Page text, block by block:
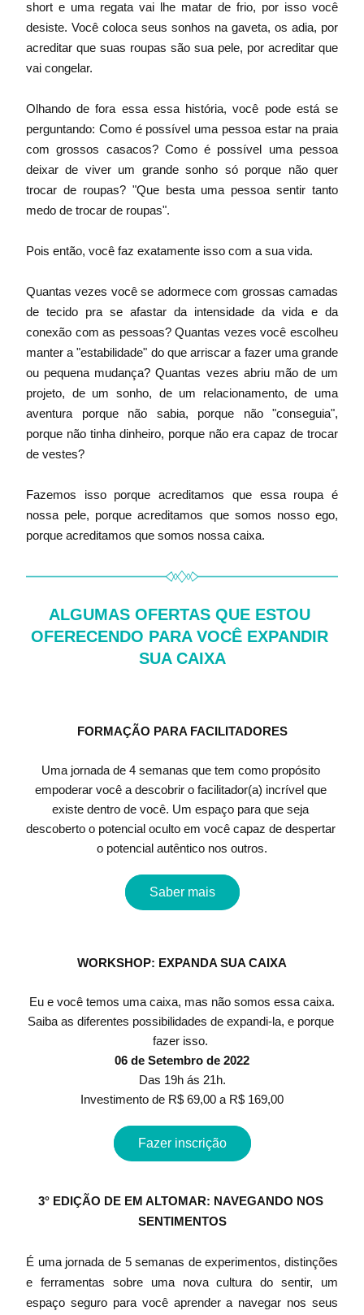
short e uma regata vai lhe matar de frio, por isso você
desiste. Você coloca seus sonhos na gaveta, os adia, por
acreditar que suas roupas são sua pele, por acreditar que
vai congelar.
Olhando de fora essa essa história, você pode está se
perguntando: Como é possível uma pessoa estar na praia
com grossos casacos? Como é possível uma pessoa
deixar de viver um grande sonho só porque não quer
trocar de roupas? "Que besta uma pessoa sentir tanto
medo de trocar de roupas".
Pois então, você faz exatamente isso com a sua vida.
Quantas vezes você se adormece com grossas camadas
de tecido pra se afastar da intensidade da vida e da
conexão com as pessoas? Quantas vezes você escolheu
manter a "estabilidade" do que arriscar a fazer uma grande
ou pequena mudança? Quantas vezes abriu mão de um
projeto, de um sonho, de um relacionamento, de uma
aventura porque não sabia, porque não "conseguia",
porque não tinha dinheiro, porque não era capaz de trocar
de vestes?
Fazemos isso porque acreditamos que essa roupa é
nossa pele, porque acreditamos que somos nosso ego,
porque acreditamos que somos nossa caixa.
ALGUMAS OFERTAS QUE ESTOU
OFERECENDO PARA VOCÊ EXPANDIR
SUA CAIXA
FORMAÇÃO PARA FACILITADORES
Uma jornada de 4 semanas que tem como propósito
empoderar você a descobrir o facilitador(a) incrível que
existe dentro de você. Um espaço para que seja
descoberto o potencial oculto em você capaz de despertar
o potencial autêntico nos outros.
Saber mais
WORKSHOP: EXPANDA SUA CAIXA
Eu e você temos uma caixa, mas não somos essa caixa.
Saiba as diferentes possibilidades de expandi-la, e porque
fazer isso.
06 de Setembro de 2022
Das 19h ás 21h.
Investimento de R$ 69,00 a R$ 169,00
Fazer inscrição
3° EDIÇÃO DE EM ALTOMAR: NAVEGANDO NOS
SENTIMENTOS
É uma jornada de 5 semanas de experimentos, distinções
e ferramentas sobre uma nova cultura do sentir, um
espaço seguro para você aprender a navegar nos seus